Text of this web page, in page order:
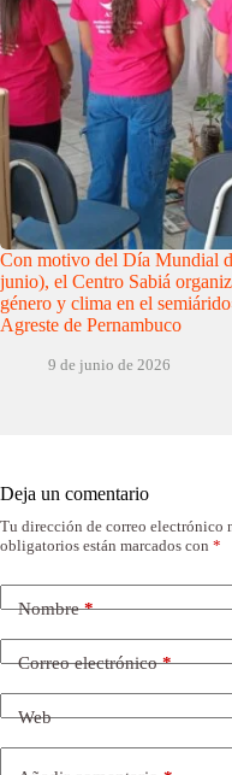
Con motivo del Día Mundial
junio), el Centro Sabiá
género y clima en el
Agreste de Pernambuco
9 de junio de 2026
Deja un comentario
Tu dirección de correo electrónico
obligatorios están marcados con *
Nombre*
Correo electrónico*
Web